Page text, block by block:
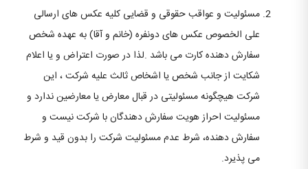
مسئولیت و عواقب حقوقی و قضایی کلیه عکس های ارسالی
علی الخصوص عکس های دونفره (خانم و آقا) به عهده شخص
سفارش دهنده کارت می باشد .لذا در صورت اعتراض و یا اعلام
شکایت از جانب شخص یا اشخاص ثالث علیه شرکت ، این
شرکت هیچگونه مسئولیتی در قبال معارض یا معارضین ندارد و
مسئولیت احراز هویت سفارش دهندگان با شرکت نیست و
سفارش دهنده، شرط عدم مسئولیت شرکت را بدون قید و شرط
می پذیرد.